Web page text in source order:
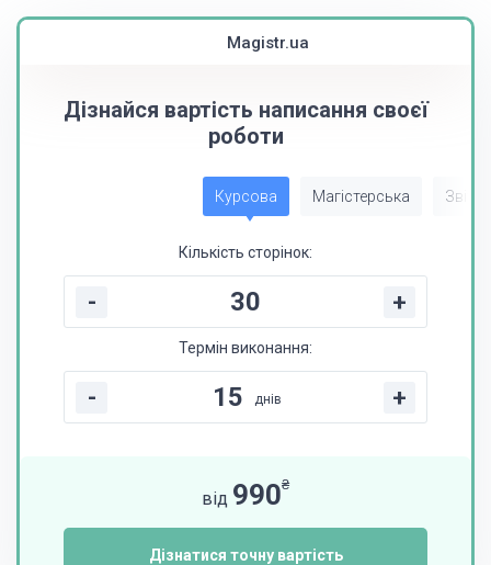
Magistr.ua
Дізнайся вартість написання своєї
роботи
Курсова Магістерська Звіт
Кількість сторінок:
- +
Термін виконання:
- днів +
від 990₴
Дізнатися точну вартість